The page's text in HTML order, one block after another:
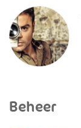
Beheer